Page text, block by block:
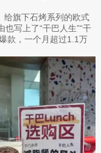
给旗下石烤系列的欧式
写上了“干巴人生”“干
款，一个月超过1.1万